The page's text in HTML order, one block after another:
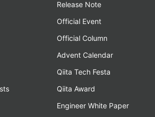
Release Note
Official Event
Official Column
Advent Calendar
Qiita Tech Festa
Qiita Award
Engineer White Paper